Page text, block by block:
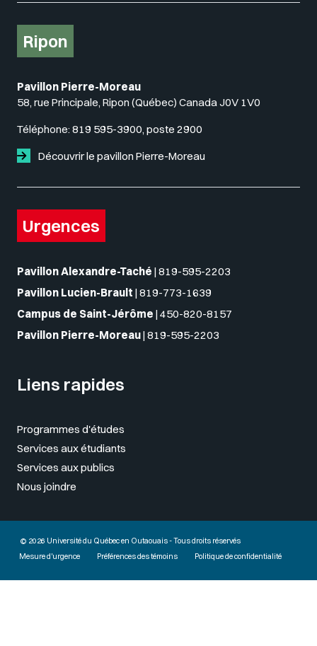
Ripon
Pavillon Pierre-Moreau
58, rue Principale, Ripon (Québec) Canada J0V 1V0
Téléphone: 819 595-3900, poste 2900
Découvrir le pavillon Pierre-Moreau
Urgences
Pavillon Alexandre-Taché | 819-595-2203
Pavillon Lucien-Brault | 819-773-1639
Campus de Saint-Jérôme | 450-820-8157
Pavillon Pierre-Moreau| 819-595-2203
Liens rapides
Programmes d'études
Services aux étudiants
Services aux publics
Nous joindre
© 2026 Université du Québec en Outaouais - Tous droits réservés
Mesure d'urgence
Préférences des témoins Politique de confidentialité